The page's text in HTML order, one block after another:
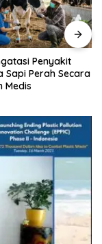
Penyakit
Sapi Perah Secara
Medis